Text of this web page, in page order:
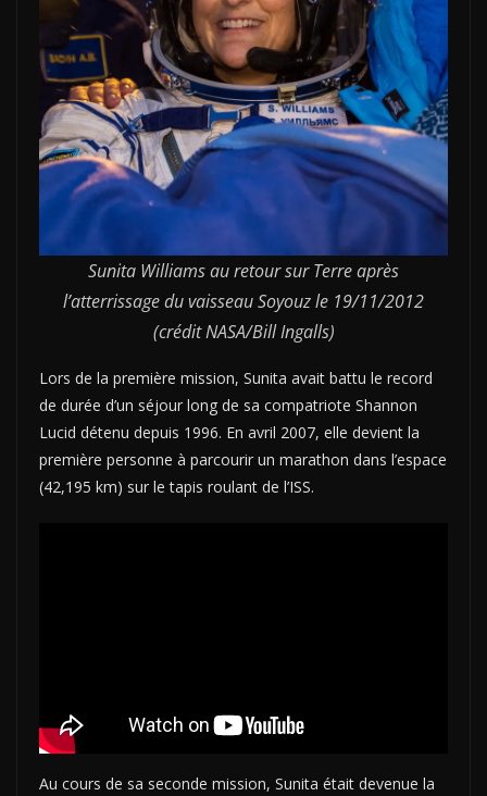
Sunita Williams au retour sur Terre après
l’atterrissage du vaisseau Soyouz le 19/11/2012
(crédit NASA/Bill Ingalls)
Lors de la première mission, Sunita avait battu le record
de durée d’un séjour long de sa compatriote Shannon
Lucid détenu depuis 1996. En avril 2007, elle devient la
première personne à parcourir un marathon dans l’espace
(42,195 km) sur le tapis roulant de l’ISS.
Au cours de sa seconde mission, Sunita était devenue la